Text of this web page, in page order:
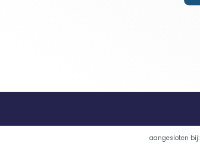
aangesloten bij: